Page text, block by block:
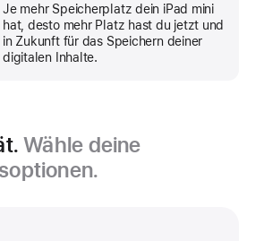
Je mehr Speicherplatz dein iPad mini
hat, desto mehr Platz hast du jetzt und
in Zukunft für das Speichern deiner
digitalen Inhalte.
Wähle deine